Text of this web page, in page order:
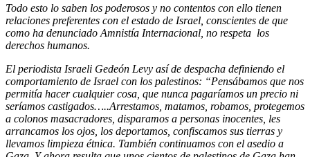
Todo esto lo saben los poderosos y no contentos con ello tienen
relaciones preferentes con el estado de Israel, conscientes de que
como ha denunciado Amnistía Internacional, no respeta los
derechos humanos.
El periodista Israeli Gedeón Levy así de despacha definiendo el
comportamiento de Israel con los palestinos: “Pensábamos que nos
permitía hacer cualquier cosa, que nunca pagaríamos un precio ni
seríamos castigados…..Arrestamos, matamos, robamos, protegemos
a colonos masacradores, disparamos a personas inocentes, les
arrancamos los ojos, los deportamos, confiscamos sus tierras y
llevamos limpieza étnica. También continuamos con el asedio a